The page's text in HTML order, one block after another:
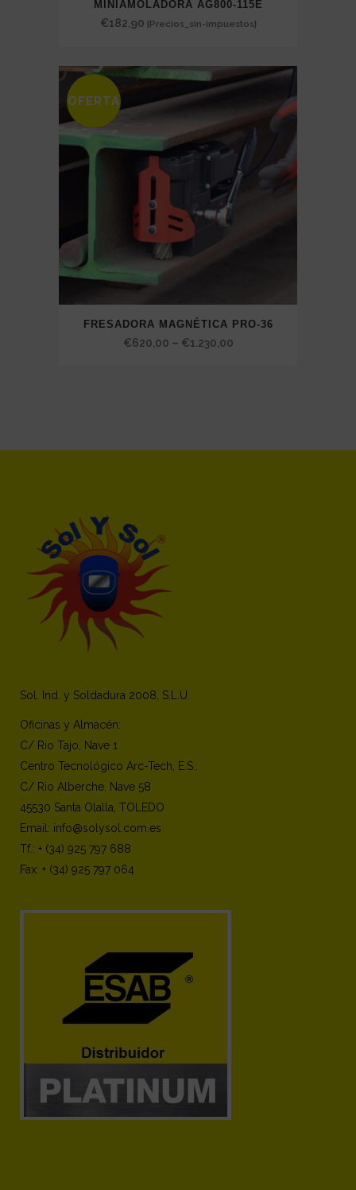
MINIAMOLADORA AG800-115E
€182,90 {Precios_sin-impuestos}
SALE
OFERTA
FRESADORA MAGNÉTICA PRO-36
€620,00 – €1.230,00Price
Sol. Ind. y Soldadura 2008, S.L.U.
Oficinas y Almacén:
C/ Rio Tajo, Nave 1
Centro Tecnológico Arc-Tech, E.S.:
C/ Rio Alberche, Nave 58
45530 Santa Olalla, TOLEDO
Email: info@solysol.com.es
Tf.: + (34) 925 797 688
Fax: + (34) 925 797 064